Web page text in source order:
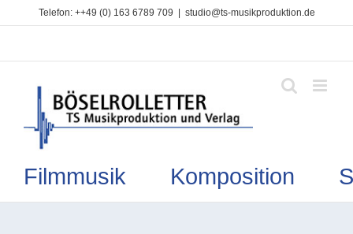
Telefon: ++49 (0) 163 6789 709 studio@ts-musikproduktion.de
Filmmusik Komposition